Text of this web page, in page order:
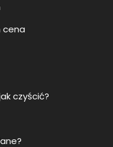
cena
czyścić?